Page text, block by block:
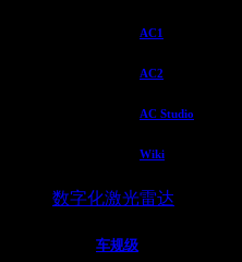
AC1
AC2
AC Studio
Wiki
数字化激光雷达
车规级